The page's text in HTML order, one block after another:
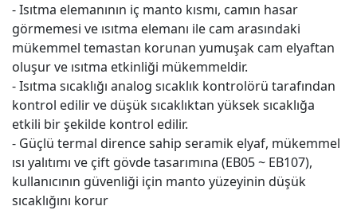
-Isıtma elemanının iç manto kısmı, camın hasar
görmemesi ve ısıtma elemanı ile cam arasındaki
mükemmel temastan korunan yumuşak cam elyaftan
oluşur ve ısıtma etkinliği mükemmeldir.
-Isıtma sıcaklığı analog sıcaklık kontrolörü tarafından
kontrol edilir ve düşük sıcaklıktan yüksek sıcaklığa
etkili bir şekilde kontrol edilir.
- Güçlü termal dirence sahip seramik elyaf, mükemmel
ısı yalıtımı ve çift gövde tasarımına (EB05 ~ EB107),
kullanıcının güvenliği için manto yüzeyinin düşük
sıcaklığını korur